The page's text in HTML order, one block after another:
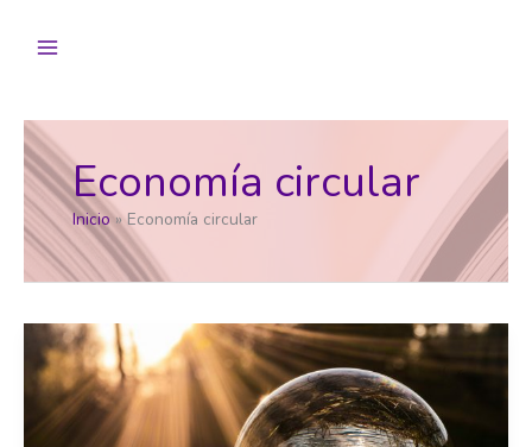
Economía circular
Inicio Economía circular